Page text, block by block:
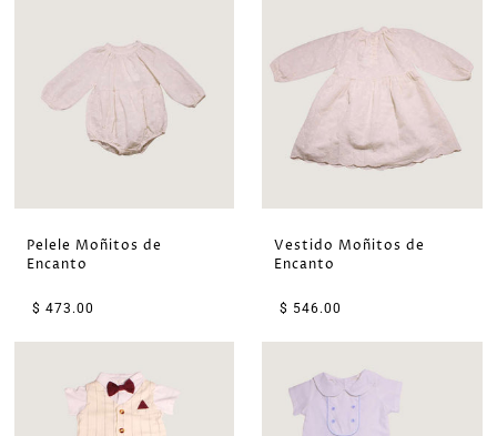
Pelele Moñitos de
Encanto
$ 473.00
Vestido Moñitos de
Encanto
$ 546.00